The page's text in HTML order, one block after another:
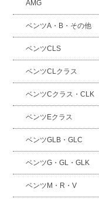
AMG
ベンツA・B・その他
ベンツCLS
ベンツCLクラス
ベンツCクラス・CLK
ベンツEクラス
ベンツGLB・GLC
ベンツG・GL・GLK
ベンツM・R・V